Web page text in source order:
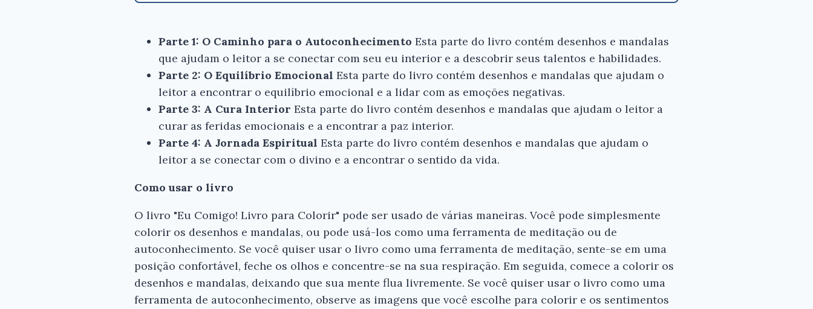
Parte 1: O Caminho para o Autoconhecimento Esta parte do livro contém desenhos e mandalas
que ajudam o leitor a se conectar com seu eu interior e a descobrir seus talentos e habilidades.
Parte 2: O Equilíbrio Emocional Esta parte do livro contém desenhos e mandalas que ajudam o
leitor a encontrar o equilíbrio emocional e a lidar com as emoções negativas.
Parte 3: A Cura Interior Esta parte do livro contém desenhos e mandalas que ajudam o leitor a
curar as feridas emocionais e a encontrar a paz interior.
Parte 4: A Jornada Espiritual Esta parte do livro contém desenhos e mandalas que ajudam o
leitor a se conectar com o divino e a encontrar o sentido da vida.
Como usar o livro
O livro "Eu Comigo! Livro para Colorir" pode ser usado de várias maneiras. Você pode simplesmente
colorir os desenhos e mandalas, ou pode usá-los como uma ferramenta de meditação ou de
autoconhecimento. Se você quiser usar o livro como uma ferramenta de meditação, sente-se em uma
posição confortável, feche os olhos e concentre-se na sua respiração. Em seguida, comece a colorir os
desenhos e mandalas, deixando que sua mente flua livremente. Se você quiser usar o livro como uma
ferramenta de autoconhecimento, observe as imagens que você escolhe para colorir e os sentimentos